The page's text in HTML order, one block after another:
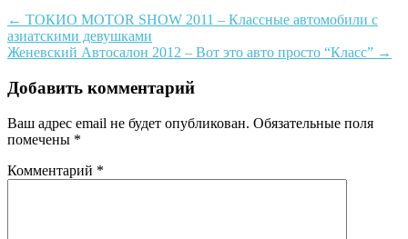
Post
navigation
← ТОКИО MOTOR SHOW 2011 – Классные автомобили с
азиатскими девушками
Женевский Автосалон 2012 – Вот это авто просто “Класс” →
Добавить комментарий
Ваш адрес email не будет опубликован. Обязательные поля
помечены *
Комментарий *